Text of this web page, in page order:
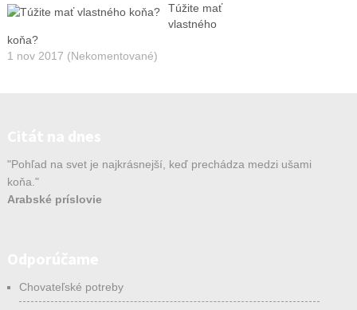
Túžite mať
vlastného
koňa?
1 nov 2017 (Nekomentované)
"Pohľad na svet je najkrásnejší, keď prechádza medzi ušami
koňa."
Arabské príslovie
Chovateľské potreby